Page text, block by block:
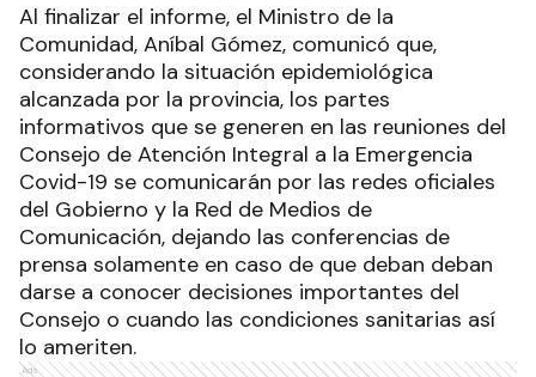
Al finalizar el informe, el Ministro de la
Comunidad, Aníbal Gómez, comunicó que,
considerando la situación epidemiológica
alcanzada por la provincia, los partes
informativos que se generen en las reuniones del
Consejo de Atención Integral a la Emergencia
Covid-19 se comunicarán por las redes oficiales
del Gobierno y la Red de Medios de
Comunicación, dejando las conferencias de
prensa solamente en caso de que deban deban
darse a conocer decisiones importantes del
Consejo o cuando las condiciones sanitarias así
lo ameriten.
Ads